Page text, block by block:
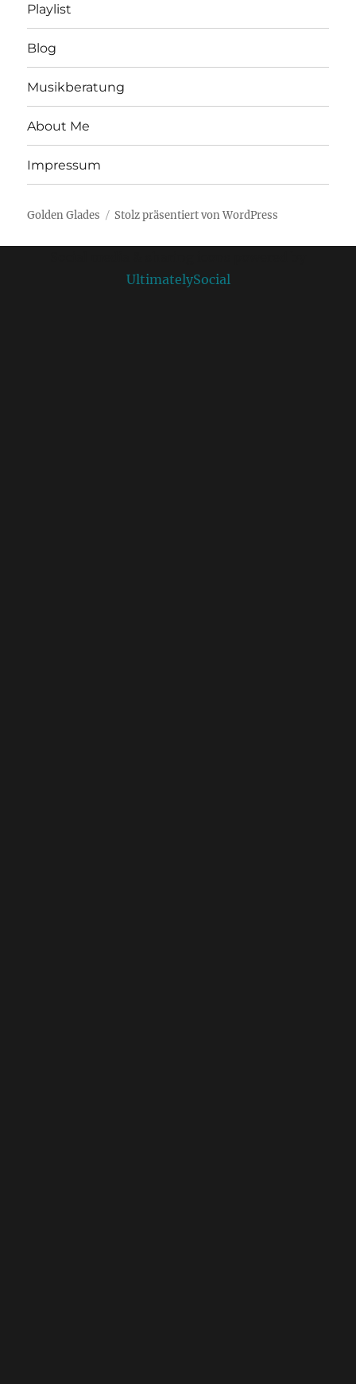
Playlist
Blog
Musikberatung
About Me
Impressum
Golden Glades Stolz präsentiert von WordPress
UltimatelySocial